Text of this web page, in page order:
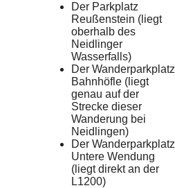
Der Parkplatz
Reußenstein (liegt
oberhalb des
Neidlinger
Wasserfalls)
Der Wanderparkplatz
Bahnhöfle (liegt
genau auf der
Strecke dieser
Wanderung bei
Neidlingen)
Der Wanderparkplatz
Untere Wendung
(liegt direkt an der
L1200)